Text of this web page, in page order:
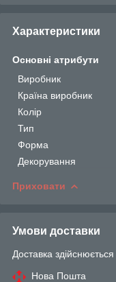
Характеристики
Основні атрибути
Виробник
Країна виробник
Колір
Тип
Форма
Декорування
Приховати
Умови доставки
Доставка
Нова Пошта